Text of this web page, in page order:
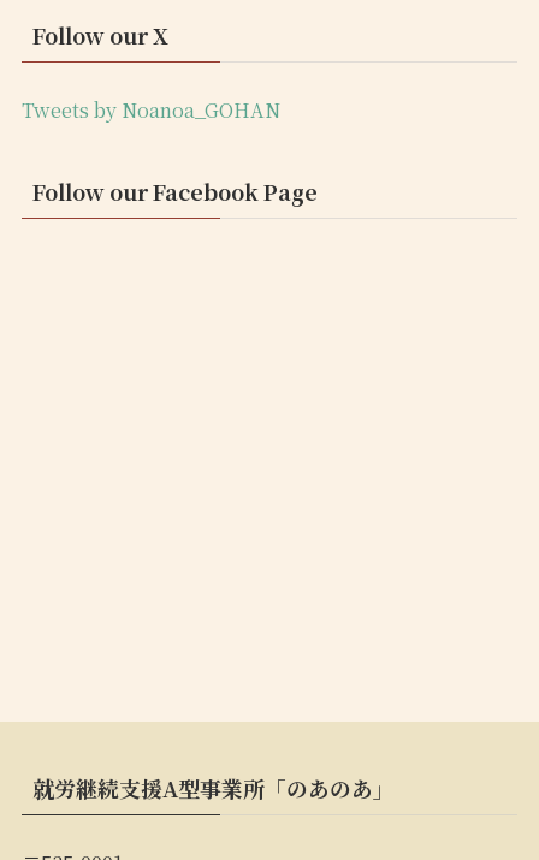
Follow our X
Tweets by Noanoa_GOHAN
Follow our Facebook Page
就労継続支援A型事業所「のあのあ」